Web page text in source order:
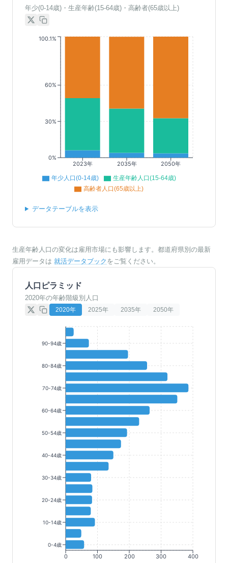
年少(0-14歳)・生産年齢(15-64歳)・高齢者(65歳以上)
2023年 2035年 2050年
0%
30%
60%
100.1%
年少人口(0-14歳)
生産年齢人口(15-64歳)
高齢者人口(65歳以上)
データテーブルを表示
生産年齢人口の変化は雇用市場にも影響します。都道府県別の最新
雇用データは 就活データブック をご覧ください。
人口ピラミッド
2020年の年齢階級別人口
2020年 2025年 2035年 2050年
0 100 200 300 400
90-94歳
80-84歳
70-74歳
60-64歳
50-54歳
40-44歳
30-34歳
20-24歳
10-14歳
0-4歳